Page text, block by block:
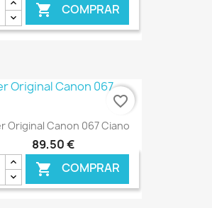
 COMPRAR
€ ONLINE
Original Canon 067 Ciano
89,50 €
 COMPRAR
favorite_border